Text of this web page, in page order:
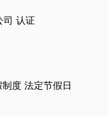
司 认证
制度 法定节假日